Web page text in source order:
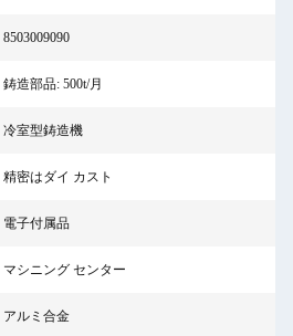
8503009090
鋳造部品: 500t/月
冷室型鋳造機
精密はダイ カスト
電子付属品
マシニング センター
アルミ合金